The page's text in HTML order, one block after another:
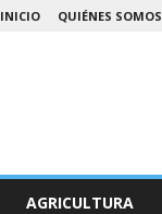
INICIO QUIÉNES SOMOS
AGRICULTURA